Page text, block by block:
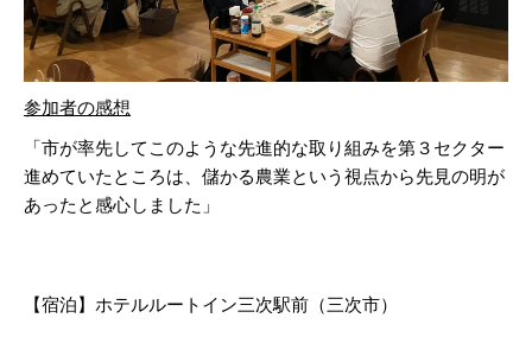
参加者の感想
「市が率先してこのような先進的な取り組みを第３セクター
進めていたところは、儲かる農業という視点から先見の明が
あったと感心しました」
【宿泊】ホテルルートイン三次駅前（三次市）